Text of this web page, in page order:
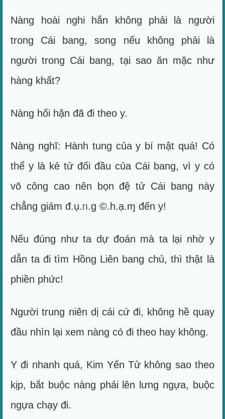
Nàng hoài nghi hắn không phải là người
trong Cái bang, song nếu không phải là
người trong Cái bang, tại sao ăn mặc như
hàng khất?
Nàng hối hận đã đi theo y.
Nàng nghĩ: Hành tung của y bí mật quá! Có
thể y là kẻ tử đối đầu của Cái bang, vì y có
võ công cao nên bọn đệ tử Cái bang này
chẳng giám đ.ụ.ᥒ.g ©.h.ạ.ɱ đến y!
Nếu đúng như ta dự đoán mà ta lại nhờ y
dẫn ta đi tìm Hồng Liên bang chủ, thì thật là
phiền phức!
Người trung niên dị cái cứ đi, không hề quay
đầu nhìn lại xem nàng có đi theo hay không.
Y đi nhanh quá, Kim Yến Tử không sao theo
kịp, bắt buộc nàng phải lên lưng ngựa, buộc
ngựa chạy đi.